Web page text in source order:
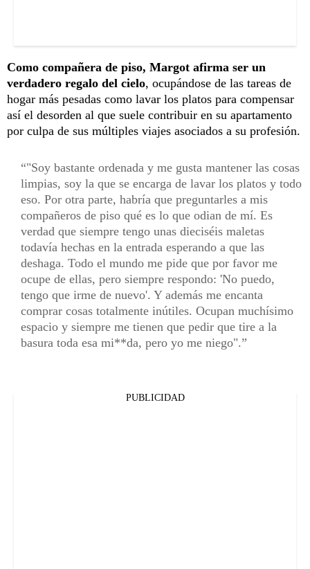
Como compañera de piso, Margot afirma ser un
verdadero regalo del cielo, ocupándose de las tareas de
hogar más pesadas como lavar los platos para compensar
así el desorden al que suele contribuir en su apartamento
por culpa de sus múltiples viajes asociados a su profesión.
"Soy bastante ordenada y me gusta mantener las cosas
limpias, soy la que se encarga de lavar los platos y todo
eso. Por otra parte, habría que preguntarles a mis
compañeros de piso qué es lo que odian de mí. Es
verdad que siempre tengo unas dieciséis maletas
todavía hechas en la entrada esperando a que las
deshaga. Todo el mundo me pide que por favor me
ocupe de ellas, pero siempre respondo: 'No puedo,
tengo que irme de nuevo'. Y además me encanta
comprar cosas totalmente inútiles. Ocupan muchísimo
espacio y siempre me tienen que pedir que tire a la
basura toda esa mi**da, pero yo me niego".
PUBLICIDAD